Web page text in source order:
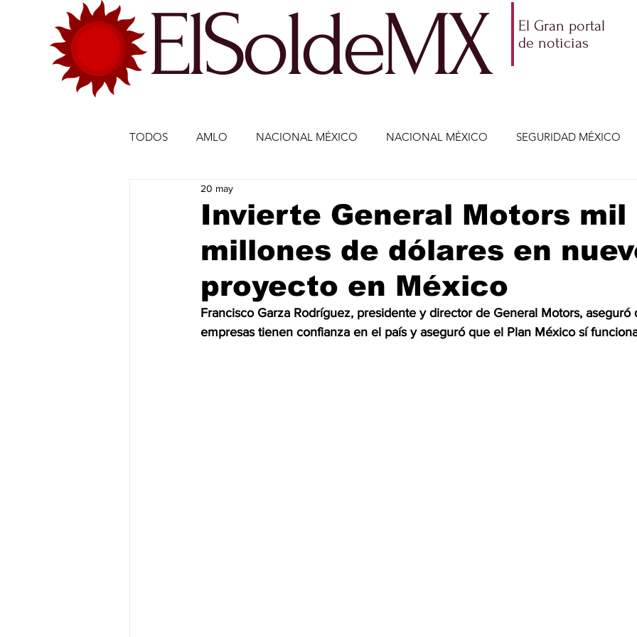
ElSoldeMX
El Gran portal
de noticias
TODOS AMLO NACIONAL MÉXICO NACIONAL MÉXICO SEGURIDAD MÉXICO
ECONOMÍA MÉXICO
DEPORTES DEPORTES CIENCIA Y TECNOLOGÍA ENTRETENIMIENTO VIDA
ESTADOS-POLÍTICA ENTRETENIMIENTO JALISCO-ENRIQUE ALFARO JALISCO-
Invierte General Motors mil
millones de dólares en
proyecto en México
20 may
Francisco Garza Rodríguez, presidente y director de General Motors, aseguró
empresas tienen confianza en el país y aseguró que el Plan México sí